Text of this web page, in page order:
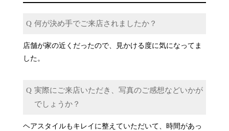
何が決め手でご来店されましたか？
店舗が家の近くだったので、見かける度に気になってま
した。
実際にご来店いただき、写真のご感想などいかが
でしょうか？
ヘアスタイルもキレイに整えていただいて、時間があっ